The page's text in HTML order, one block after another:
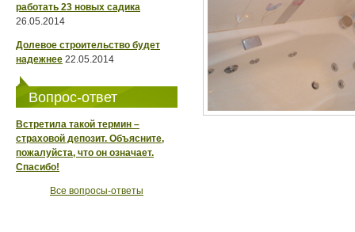
работать 23 новых садика
26.05.2014
Долевое строительство будет
надежнее 22.05.2014
Вопрос-ответ
Встретила такой термин –
страховой депозит. Объясните,
пожалуйста, что он означает.
Спасибо!
Все вопросы-ответы